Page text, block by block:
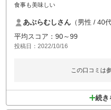
食事も美味しい
あぶらむしさん （男性 / 40代
平均スコア：90～99
投稿日：2022/10/16
この口コミは
続き